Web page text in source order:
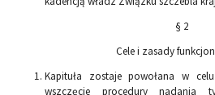
§ 2
Cele i zasady
Kapituła zostaje powołana w
wszczęcie procedury nadania